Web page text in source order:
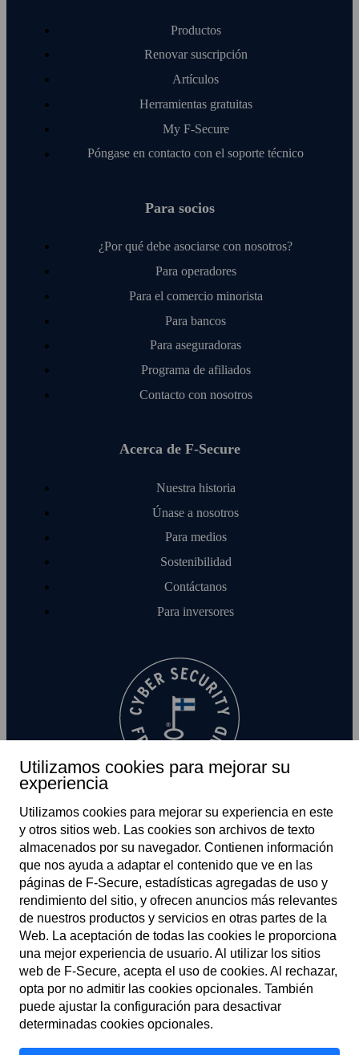
Productos
Renovar suscripción
Artículos
Herramientas gratuitas
My F‑Secure
Póngase en contacto con el soporte técnico
Para socios
¿Por qué debe asociarse con nosotros?
Para operadores
Para el comercio minorista
Para bancos
Para aseguradoras
Programa de afiliados
Contacto con nosotros
Acerca de F‑Secure
Nuestra historia
Únase a nosotros
Para medios
Sostenibilidad
Contáctanos
Para inversores
ES
Términos del servicio
Política de privacidad
Cookies
Utilizamos cookies para mejorar su
experiencia
Utilizamos cookies para mejorar su experiencia en este
y otros sitios web. Las cookies son archivos de texto
almacenados por su navegador. Contienen información
que nos ayuda a adaptar el contenido que ve en las
páginas de F‑Secure, estadísticas agregadas de uso y
rendimiento del sitio, y ofrecen anuncios más relevantes
de nuestros productos y servicios en otras partes de la
Web. La aceptación de todas las cookies le proporciona
una mejor experiencia de usuario. Al utilizar los sitios
web de F‑Secure, acepta el uso de cookies. Al rechazar,
opta por no admitir las cookies opcionales. También
puede ajustar la configuración para desactivar
determinadas cookies opcionales.